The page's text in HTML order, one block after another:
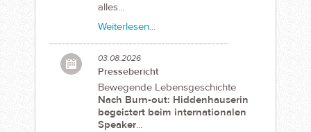
alles...
Weiterlesen...
Pressebericht
03.08.2026
Bewegende Lebensgeschichte
Nach Burn-out: Hiddenhauserin
begeistert beim internationalen
Speaker...